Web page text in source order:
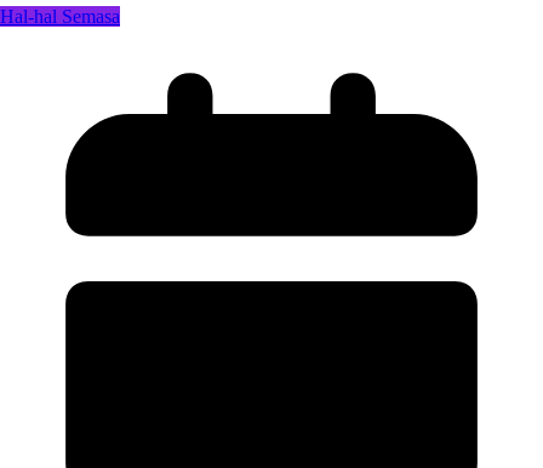
Hal-hal Semasa